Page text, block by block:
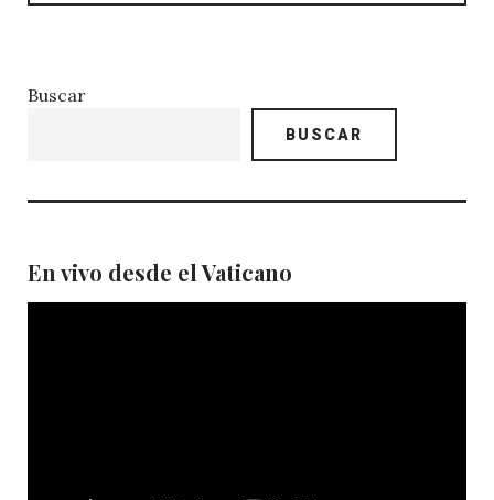
Buscar
BUSCAR
En vivo desde el Vaticano